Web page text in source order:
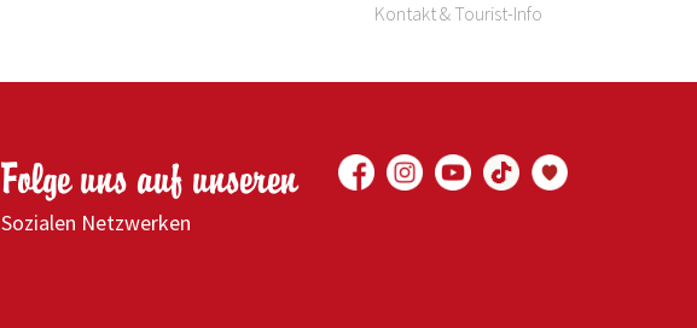
Kontakt & Tourist-Info
Folge uns auf unseren
Sozialen Netzwerken